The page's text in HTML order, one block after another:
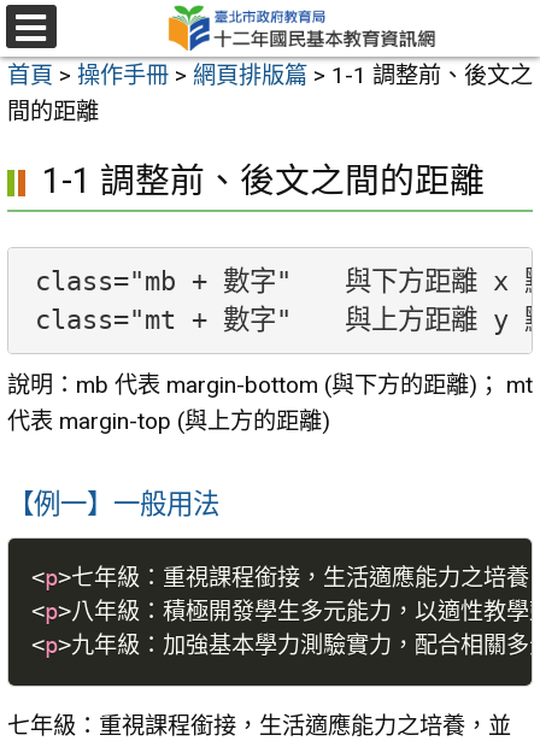
跳
至
主
要
容
選
單
首頁 > 操作手冊 > 網頁排版篇 > 1-1 調整前、後文之
間的距離
1-1 調整前、後文之間的距離
class="mb + 數字"　　與下方距離
說明：mb 代表 margin-bottom (與下方的距離)； mt
代表 margin-top (與上方的距離)
【例一】一般用法
<p>七年級：重視課程銜接，生活適應能力之培
<p>八年級：積極開發學生多元能力，以適性教
<p>九年級：加強基本學力測驗實力，配合相關
七年級：重視課程銜接，生活適應能力之培養，並